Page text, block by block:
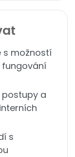
s možností
fungování
a
s